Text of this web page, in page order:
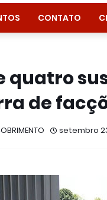
CONTATO
quatro
de
setembro